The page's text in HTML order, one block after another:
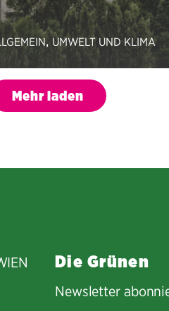
,UMWELT UND KLIMA
Mehr laden
Die Grünen
Newsletter